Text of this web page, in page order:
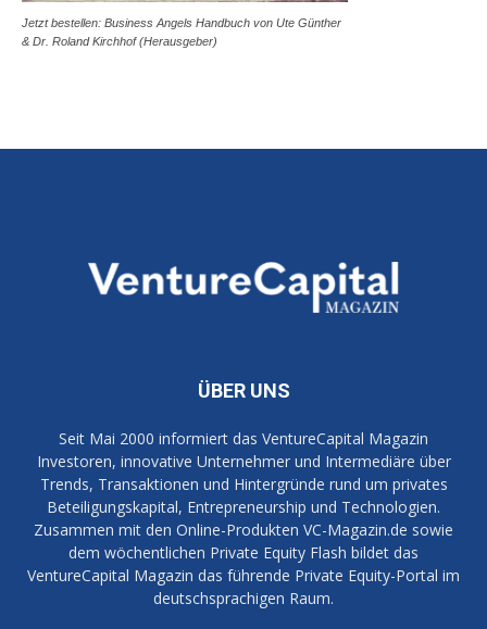
Jetzt bestellen: Business Angels Handbuch von Ute Günther
& Dr. Roland Kirchhof (Herausgeber)
ÜBER UNS
Seit Mai 2000 informiert das VentureCapital Magazin
Investoren, innovative Unternehmer und Intermediäre über
Trends, Transaktionen und Hintergründe rund um privates
Beteiligungskapital, Entrepreneurship und Technologien.
Zusammen mit den Online-Produkten VC-Magazin.de sowie
dem wöchentlichen Private Equity Flash bildet das
VentureCapital Magazin das führende Private Equity-Portal im
deutschsprachigen Raum.